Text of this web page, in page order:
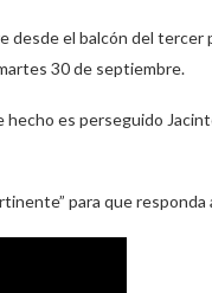
el balcón del tercer
30 de septiembre.
es perseguido
para que responda